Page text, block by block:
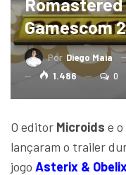
Romastered
Gamescom
Por Diego Maia
1.486
0
O editor Microids e
lançaram o trailer
jogo Asterix &